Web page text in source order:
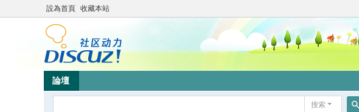
設為首頁 收藏本站
論壇
搜索